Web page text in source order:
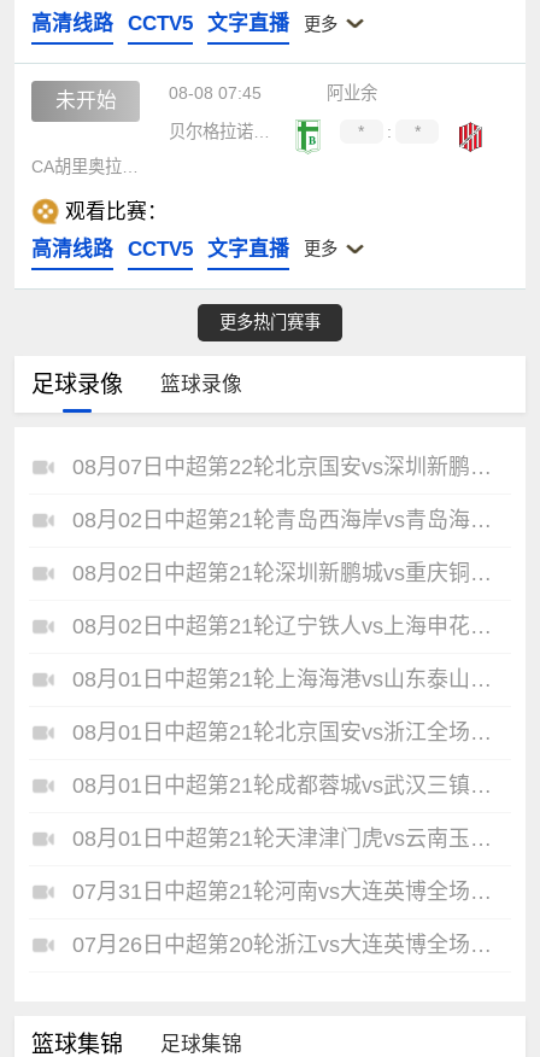
高清线路
CCTV5 文字直播 更多
未开始 08-08 07:45
阿业余
贝尔格拉诺体育
* :
*
观看比赛：
高清线路
CCTV5 文字直播 更多
更多热门赛事
足球录像 篮球录像
08月07日中超第22轮北京国安vs深圳新鹏城全场录像
08月02日中超第21轮青岛西海岸vs青岛海牛全场录像
08月02日中超第21轮深圳新鹏城vs重庆铜梁龙全场录像
08月02日中超第21轮辽宁铁人vs上海申花全场录像
08月01日中超第21轮上海海港vs山东泰山全场录像
08月01日中超第21轮北京国安vs浙江全场录像
08月01日中超第21轮成都蓉城vs武汉三镇全场录像
08月01日中超第21轮天津津门虎vs云南玉昆全场录像
07月31日中超第21轮河南vs大连英博全场录像
07月26日中超第20轮浙江vs大连英博全场录像
篮球集锦 足球集锦